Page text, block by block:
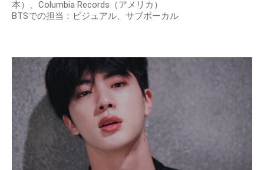
本）、Columbia Records（アメリカ）
BTSでの担当：ビジュアル、サブボーカル